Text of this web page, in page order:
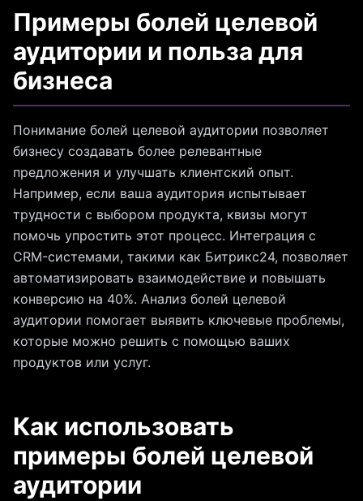
Примеры болей целевой
аудитории и польза для
бизнеса
Понимание болей целевой аудитории позволяет
бизнесу создавать более релевантные
предложения и улучшать клиентский опыт.
Например, если ваша аудитория испытывает
трудности с выбором продукта, квизы могут
помочь упростить этот процесс. Интеграция с
CRM-системами, такими как Битрикс24, позволяет
автоматизировать взаимодействие и повышать
конверсию на 40%. Анализ болей целевой
аудитории помогает выявить ключевые проблемы,
которые можно решить с помощью ваших
продуктов или услуг.
Как использовать
примеры болей целевой
аудитории